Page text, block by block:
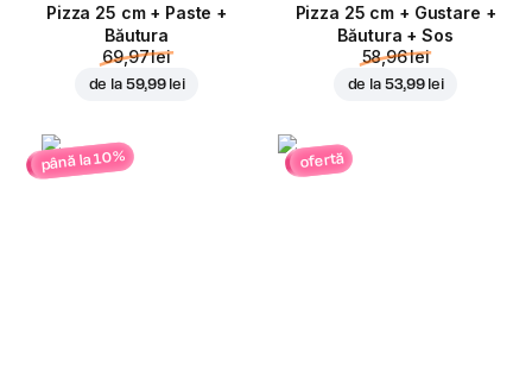
Pizza 25 cm + Paste +
Băutura
69,97 lei
de la 59,99 lei
Pizza 25 cm + Gustare +
Băutura + Sos
58,96 lei
de la 53,99 lei
până la 10% ofertă